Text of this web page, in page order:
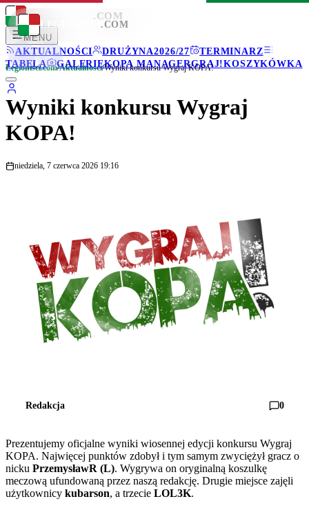
LEGIONISCI .COM
MENU
AKTUALNOŚCI
DRUŻYNA2026/27
TERMINARZ
TABELA
GALERIEKOPA MANAGERGRAJ!KOSZYKÓWKA
LEGIONISCI .COM
Legionisci.com/Aktualności/Wyniki konkursu Wygraj KOPA!
Wyniki konkursu Wygraj
KOPA!
niedziela, 7 czerwca 2026 19:16
Redakcja 0
Prezentujemy oficjalne wyniki wiosennej edycji konkursu Wygraj
KOPA. Najwięcej punktów zdobył i tym samym zwyciężył gracz o
nicku PrzemysławR (L). Wygrywa on oryginalną koszulkę
meczową ufundowaną przez naszą redakcję. Drugie miejsce zajęli
użytkownicy kubarson, a trzecie LOL3K.